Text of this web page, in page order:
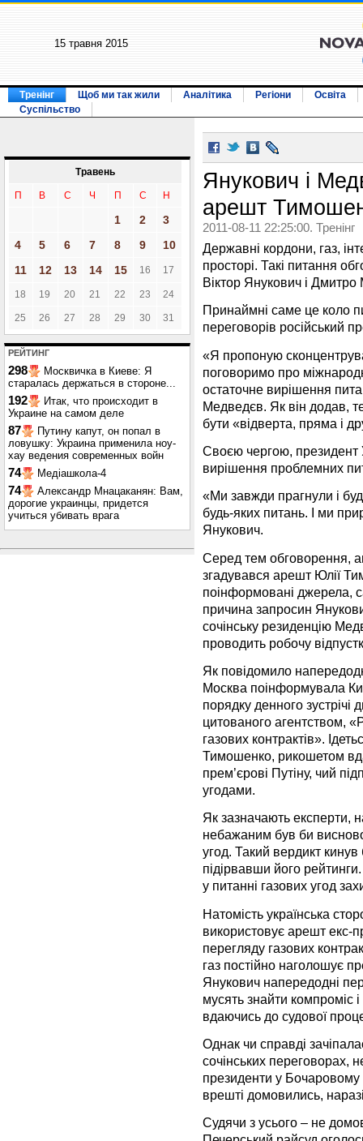
15 травня 2015
Тренінг Щоб ми так жили Аналітика Регіони
Освіта
Суспільство
Травень
П В С Ч П С Н
1 2
3
4
5 6 7 8 9
10
11
12 13 14 15 16 17
18 19 20 21 22 23 24
25 26 27 28 29 30 31
РЕЙТИНГ
298
Москвичка в Киеве: Я
старалась держаться в стороне...
192
Итак, что происходит в
Украине на самом деле
87
Путину капут, он попал в
ловушку: Украина применила ноу-
хау ведения современных войн
74 Медіашкола-4
74
Александр Мнацаканян: Вам,
дорогие украинцы, придется
учиться убивать врага
Янукович і
арешт
2011-08-11 22:25:00. Тренінг
Державні кордони, газ,
просторі. Такі питання
Віктор Янукович і
Принаймні саме це коло
переговорів російський
«Я пропоную
поговоримо про
остаточне вирішення
Медведєв. Як він додав,
бути «відверта, пряма і
Своєю чергою, президент
вирішення проблемних
«Ми завжди прагнули і
будь-яких питань. І ми
Янукович.
Серед тем обговорення,
згадувався арешт Юлії
поінформовані джерела,
причина запросин
сочінську резиденцію
проводить робочу
Як повідомило
Москва поінформувала
порядку денного
цитованого агентством,
газових контрактів».
Тимошенко, рикошетом
прем’єрові Путіну, чий
угодами.
Як зазначають експерти,
небажаним був би
угод. Такий вердикт кинув
підірвавши його
у питанні газових угод
Натомість українська
використовує арешт екс-
перегляду газових
газ постійно наголошує
Янукович напередодні
мусять знайти компроміс
вдаючись до судової
Однак чи справді
сочінських переговорах,
президенти у
врешті домовились,
Судячи з усього – не